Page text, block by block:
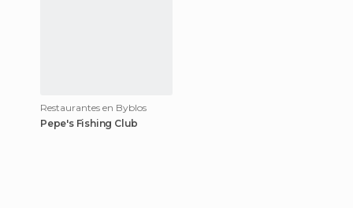
Restaurantes en Byblos
Pepe's Fishing Club